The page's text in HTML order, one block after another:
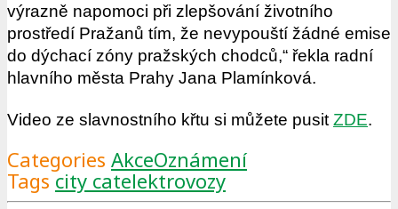
výrazně napomoci při zlepšování životního
prostředí Pražanů tím, že nevypouští žádné emise
do dýchací zóny pražských chodců,“ řekla radní
hlavního města Prahy Jana Plamínková.
Video ze slavnostního křtu si můžete pusitZDE.
Categories AkceOznámení
Tags city catelektrovozy